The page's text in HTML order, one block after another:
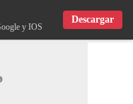
y IOS
Descargar